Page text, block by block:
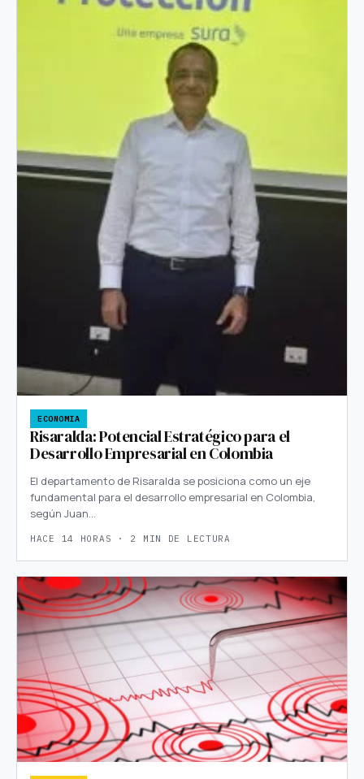
ECONOMIA
Risaralda: Potencial Estratégico para el
Desarrollo Empresarial en Colombia
El departamento de Risaralda se posiciona como un eje
fundamental para el desarrollo empresarial en Colombia,
según Juan…
HACE 14 HORAS · 2 MIN DE LECTURA